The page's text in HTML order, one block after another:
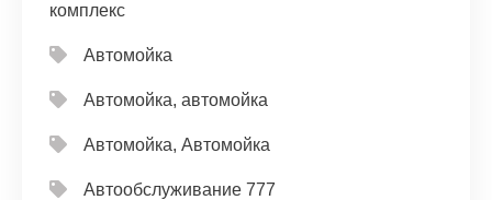
комплекс
Автомойка
Автомойка, автомойка
Автомойка, Автомойка
Автообслуживание 777